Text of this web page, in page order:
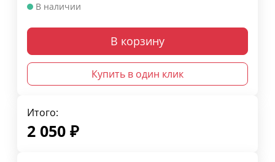
В наличии
В корзину
Купить в один клик
Итого:
2 050 ₽